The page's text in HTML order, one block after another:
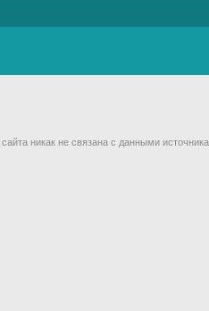
никак не связана с данными